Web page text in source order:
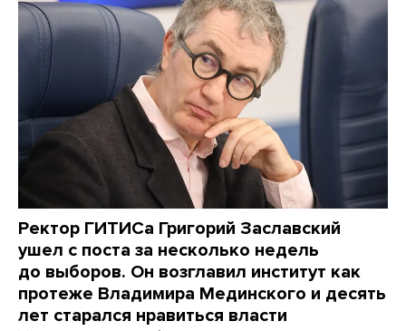
Ректор ГИТИСа Григорий Заславский
ушел с поста за несколько недель
до выборов. Он возглавил институт как
протеже Владимира Мединского и десять
лет старался нравиться власти